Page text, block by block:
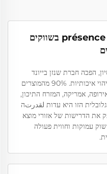
20 שנות ניסיון תעשייתי ו présence בשווקים
הפכה חברת שנזן בייונד
אלקטרוניקה לשם מהימן במצלמות זיהוי איכותיות. 90% מהמוצרים
מ-80 מדינות באירופה, אמריקה, המזרח התיכון,
הזו היא עדות لقدرتה
את הדרישות של אזורי מוצא
עמוקות וחווית פעולה